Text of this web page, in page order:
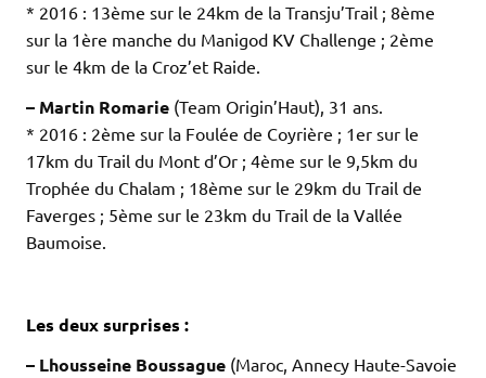
* 2016 : 13ème sur le 24km de la Transju’Trail ; 8ème
sur la 1ère manche du Manigod KV Challenge ; 2ème
sur le 4km de la Croz’et Raide.
– Martin Romarie (Team Origin’Haut), 31 ans.
* 2016 : 2ème sur la Foulée de Coyrière ; 1er sur le
17km du Trail du Mont d’Or ; 4ème sur le 9,5km du
Trophée du Chalam ; 18ème sur le 29km du Trail de
Faverges ; 5ème sur le 23km du Trail de la Vallée
Baumoise.
Les deux surprises :
– Lhousseine Boussague (Maroc, Annecy Haute-Savoie